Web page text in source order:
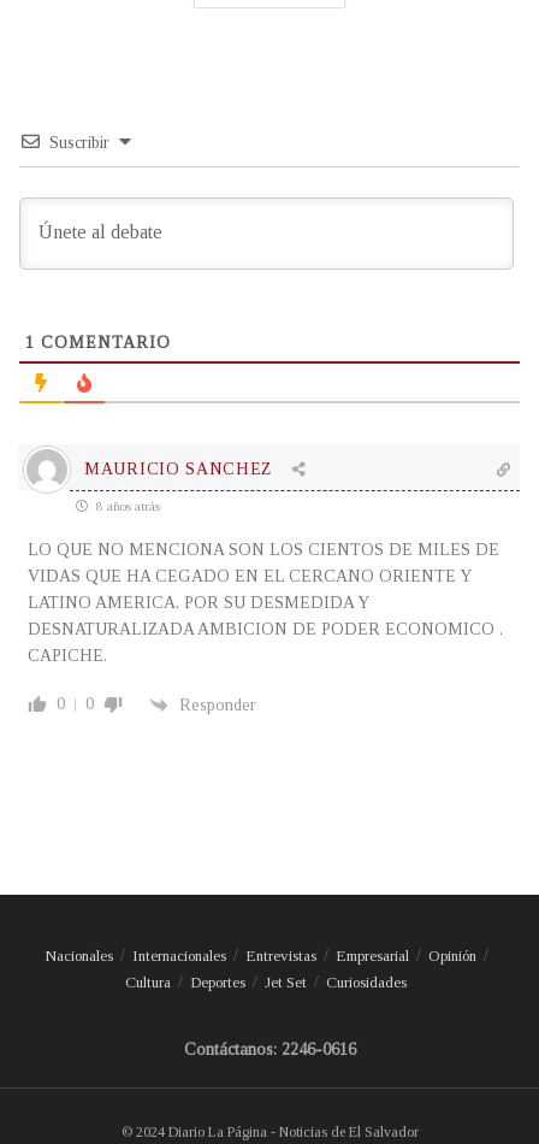
Suscribir
1 COMENTARIO
MAURICIO SANCHEZ
8 años atrás
LO QUE NO MENCIONA SON LOS CIENTOS DE MILES DE
VIDAS QUE HA CEGADO EN EL CERCANO ORIENTE Y
LATINO AMERICA, POR SU DESMEDIDA Y
DESNATURALIZADA AMBICION DE PODER ECONOMICO .
CAPICHE.
0 0 Responder
Nacionales Internacionales Entrevistas Empresarial
Opinión
Cultura
Deportes Jet Set Curiosidades
Contáctanos: 2246-0616
© 2024 Diario La Página - Noticias de El Salvador